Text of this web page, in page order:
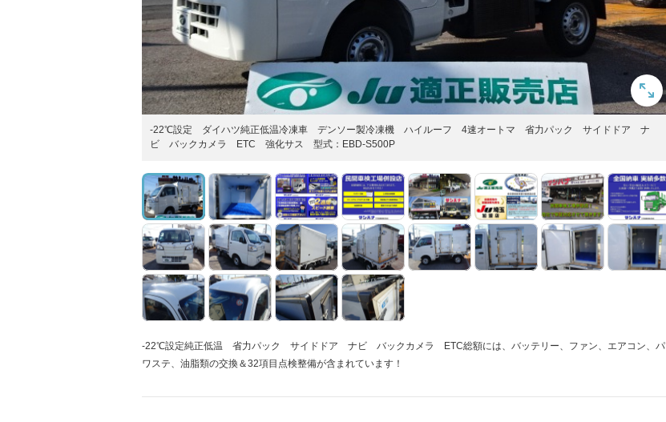
-22℃設定 ダイハツ純正低温冷凍車 デンソー製冷凍機 ハイルーフ 4速オートマ 省力パック サイドドア ナ
ビ バックカメラ ETC 強化サス 型式：EBD-S500P
-22℃設定純正低温 省力パック サイドドア ナビ バックカメラ ETC総額には、バッテリー、ファン、エアコン、パ
ワステ、油脂類の交換＆32項目点検整備が含まれています！